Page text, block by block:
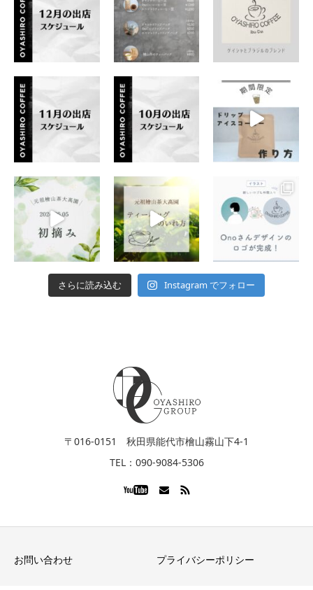
さらに読み込む Instagram でフォロー
〒016-0151 秋田県能代市檜山霧山下4-1
TEL：090-9084-5306
お問い合わせ プライバシーポリシー